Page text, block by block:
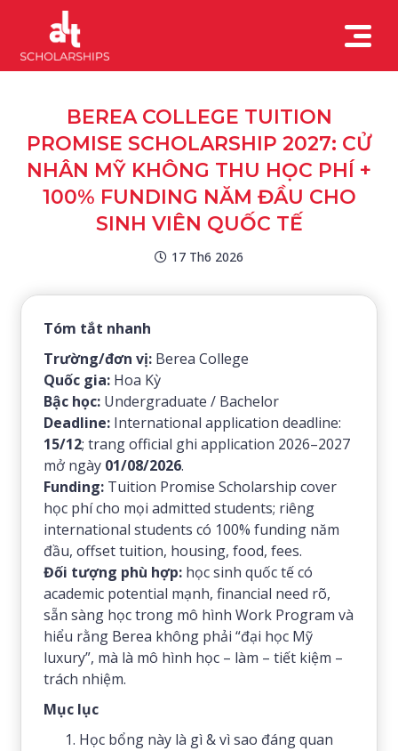
BEREA COLLEGE TUITION
PROMISE SCHOLARSHIP 2027: CỬ
NHÂN MỸ KHÔNG THU HỌC PHÍ +
100% FUNDING NĂM ĐẦU CHO
SINH VIÊN QUỐC TẾ
17 Th6 2026
Tóm tắt nhanh
Trường/đơn vị: Berea College
Quốc gia: Hoa Kỳ
Bậc học: Undergraduate / Bachelor
Deadline: International application deadline:
15/12; trang official ghi application 2026–2027
mở ngày 01/08/2026.
Funding: Tuition Promise Scholarship cover
học phí cho mọi admitted students; riêng
international students có 100% funding năm
đầu, offset tuition, housing, food, fees.
Đối tượng phù hợp: học sinh quốc tế có
academic potential mạnh, financial need rõ,
sẵn sàng học trong mô hình Work Program và
hiểu rằng Berea không phải “đại học Mỹ
luxury”, mà là mô hình học – làm – tiết kiệm –
trách nhiệm.
Mục lục
Học bổng này là gì & vì sao đáng quan